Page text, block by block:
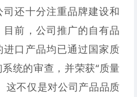
还十分注重品牌建设和
目前，公司推广的自有品
进口产品均已通过国家质
统的审查，并荣获“质量
这不仅是对公司产品品质